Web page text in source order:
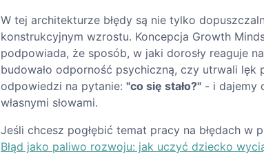
W tej architekturze błędy są nie tylko
konstrukcyjnym wzrostu. Koncepcja Growth
podpowiada, że sposób, w jaki dorosły reaguje
budowało odporność psychiczną, czy utrwali lęk
odpowiedzi na pytanie: "co się stało?" - i dajemy
własnymi słowami.
Jeśli chcesz pogłębić temat pracy na błędach
Błąd jako paliwo rozwoju: jak uczyć dziecko